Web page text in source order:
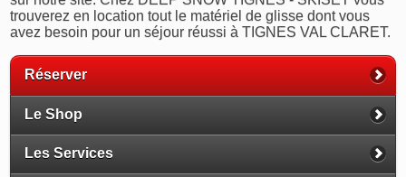
trouverez en location tout le matériel de glisse dont vous
avez besoin pour un séjour réussi à TIGNES VAL CLARET.
Réserver
Le Shop
Les Services